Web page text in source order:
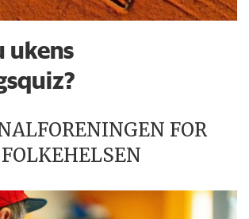
ukens
FOR
FOLKEHELSEN